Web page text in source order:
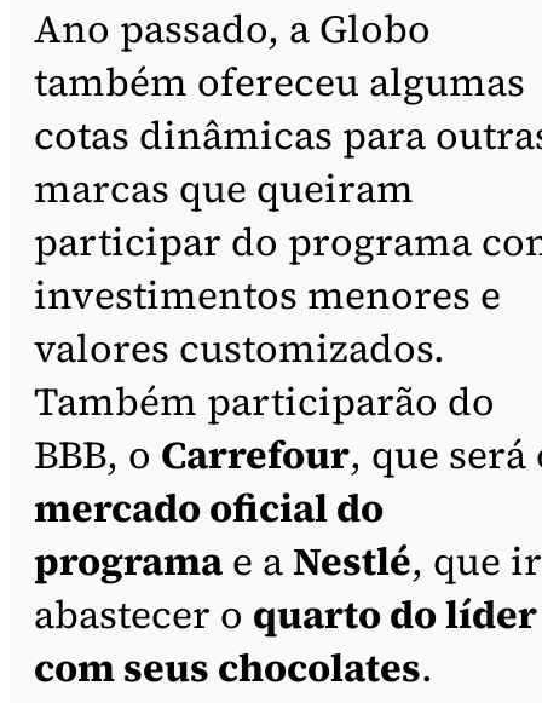
Ano passado, a Globo
também ofereceu algumas
cotas dinâmicas para
marcas que queiram
participar do programa
investimentos menores e
valores customizados.
Também participarão do
BBB, o Carrefour, que será
mercado oficial do
programae a Nestlé, que
abastecer o quarto do líder
com seus chocolates.